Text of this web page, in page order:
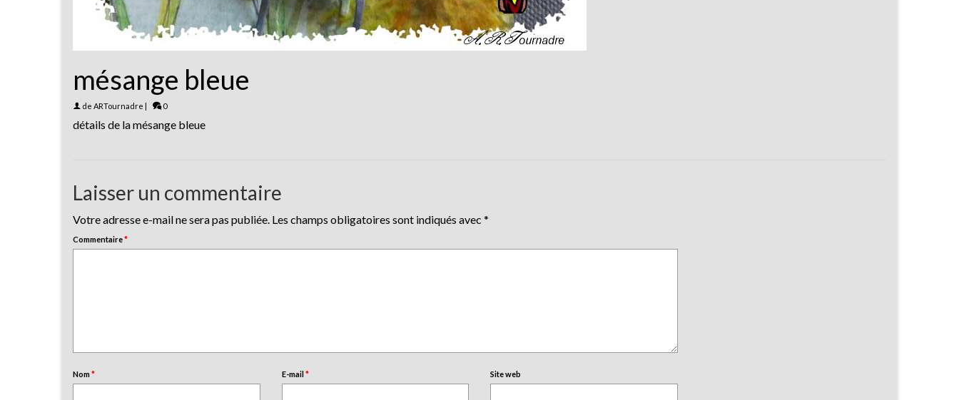
mésange bleue
de ARTournadre | 0
détails de la mésange bleue
Laisser un commentaire
Votre adresse e-mail ne sera pas publiée. Les champs obligatoires sont indiqués avec *
Commentaire*
Nom* E-mail* Site web